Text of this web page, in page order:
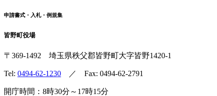
申請書式・入札・例規集
皆野町役場
〒369-1492 埼玉県秩父郡皆野町大字皆野1420-1
Tel: 0494-62-1230 ／ Fax: 0494-62-2791
開庁時間：8時30分～17時15分